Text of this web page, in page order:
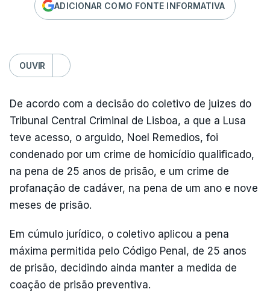
ADICIONAR COMO FONTE INFORMATIVA
OUVIR
De acordo com a decisão do coletivo de juizes do
Tribunal Central Criminal de Lisboa, a que a Lusa
teve acesso, o arguido, Noel Remedios, foi
condenado por um crime de homicídio qualificado,
na pena de 25 anos de prisão, e um crime de
profanação de cadáver, na pena de um ano e nove
meses de prisão.
Em cúmulo jurídico, o coletivo aplicou a pena
máxima permitida pelo Código Penal, de 25 anos
de prisão, decidindo ainda manter a medida de
coação de prisão preventiva.